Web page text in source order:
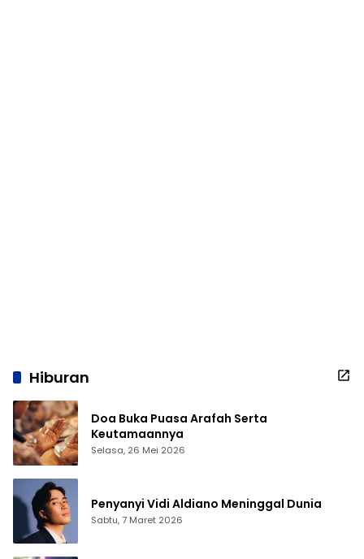
Hiburan
Doa Buka Puasa Arafah Serta
Keutamaannya
Selasa, 26 Mei 2026
Penyanyi Vidi Aldiano Meninggal Dunia
Sabtu, 7 Maret 2026